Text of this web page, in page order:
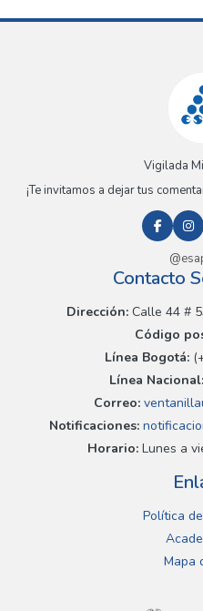
Vigilada
¡Te invitamos a dejar tus
Contacto
Dirección:Calle 44 #
Código
Línea Bogotá:
Línea Nacional:
Correo:
Notificaciones:
Horario:Lunes a
Política
Mapa